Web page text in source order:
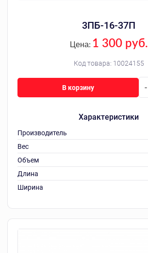
3ПБ-16-37П
Код товара: 10024155
Цена: 1 300 руб.
Характеристики
Производитель
Вес
Объем
Длина
Ширина
-
В корзину